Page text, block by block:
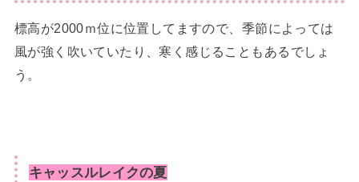
標高が2000ｍ位に位置してますので、季節によっては
風が強く吹いていたり、寒く感じることもあるでしょ
う。
キャッスルレイクの夏